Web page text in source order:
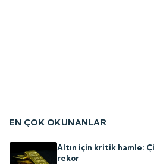
EN ÇOK OKUNANLAR
Altın için kritik hamle:
rekor